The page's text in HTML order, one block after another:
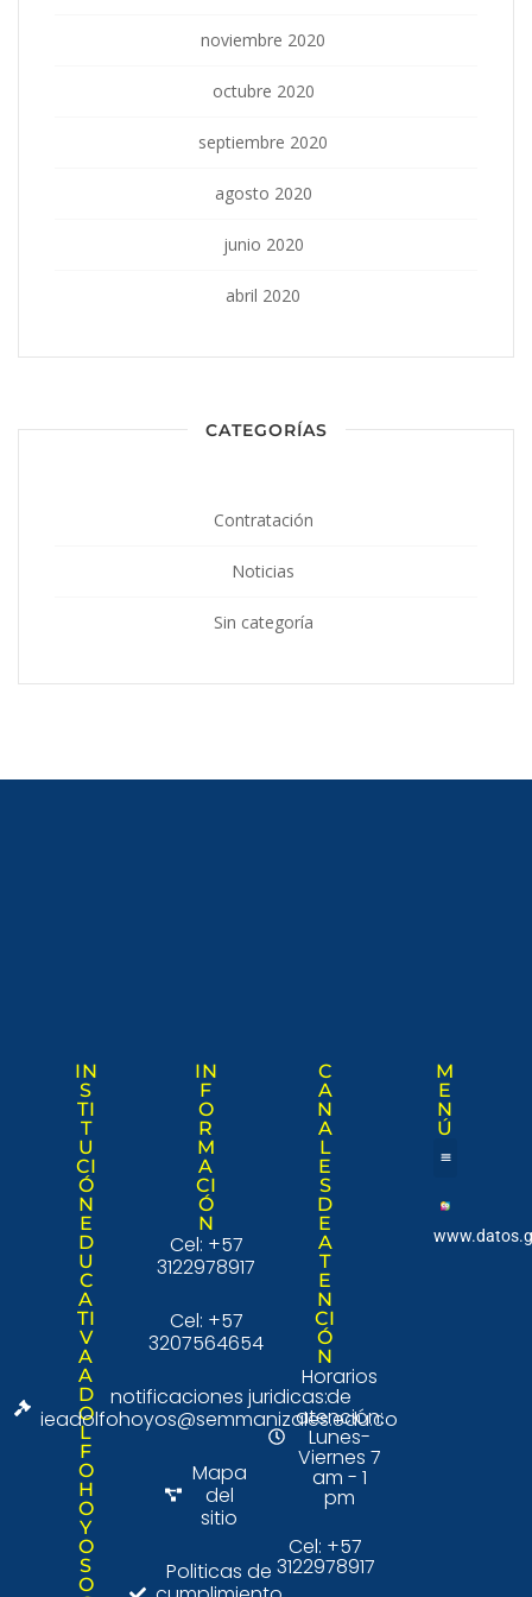
noviembre 2020
octubre 2020
septiembre 2020
agosto 2020
junio 2020
abril 2020
CATEGORÍAS
Contratación
Noticias
Sin categoría
IN
S
TI
T
U
CI
Ó
N
E
D
U
C
A
TI
V
A
A
D
O
L
F
O
H
O
Y
O
S
O
IN
F
O
R
M
A
CI
Ó
N
Cel: +57
3122978917
Cel: +57
3207564654
notificaciones juridicas:
ieadolfohoyos@semmanizales.edu.co
Mapa
del
sitio
Politicas de
C
A
N
A
L
E
S
D
E
A
T
E
N
CI
Ó
N
Horarios
de
atención:
Lunes-
Viernes 7
am - 1
pm
Cel: +57
3122978917
M
E
N
Ú